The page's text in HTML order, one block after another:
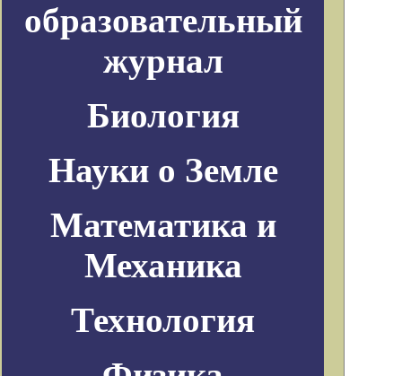
образовательный
журнал
Биология
Науки о Земле
Математика и
Механика
Технология